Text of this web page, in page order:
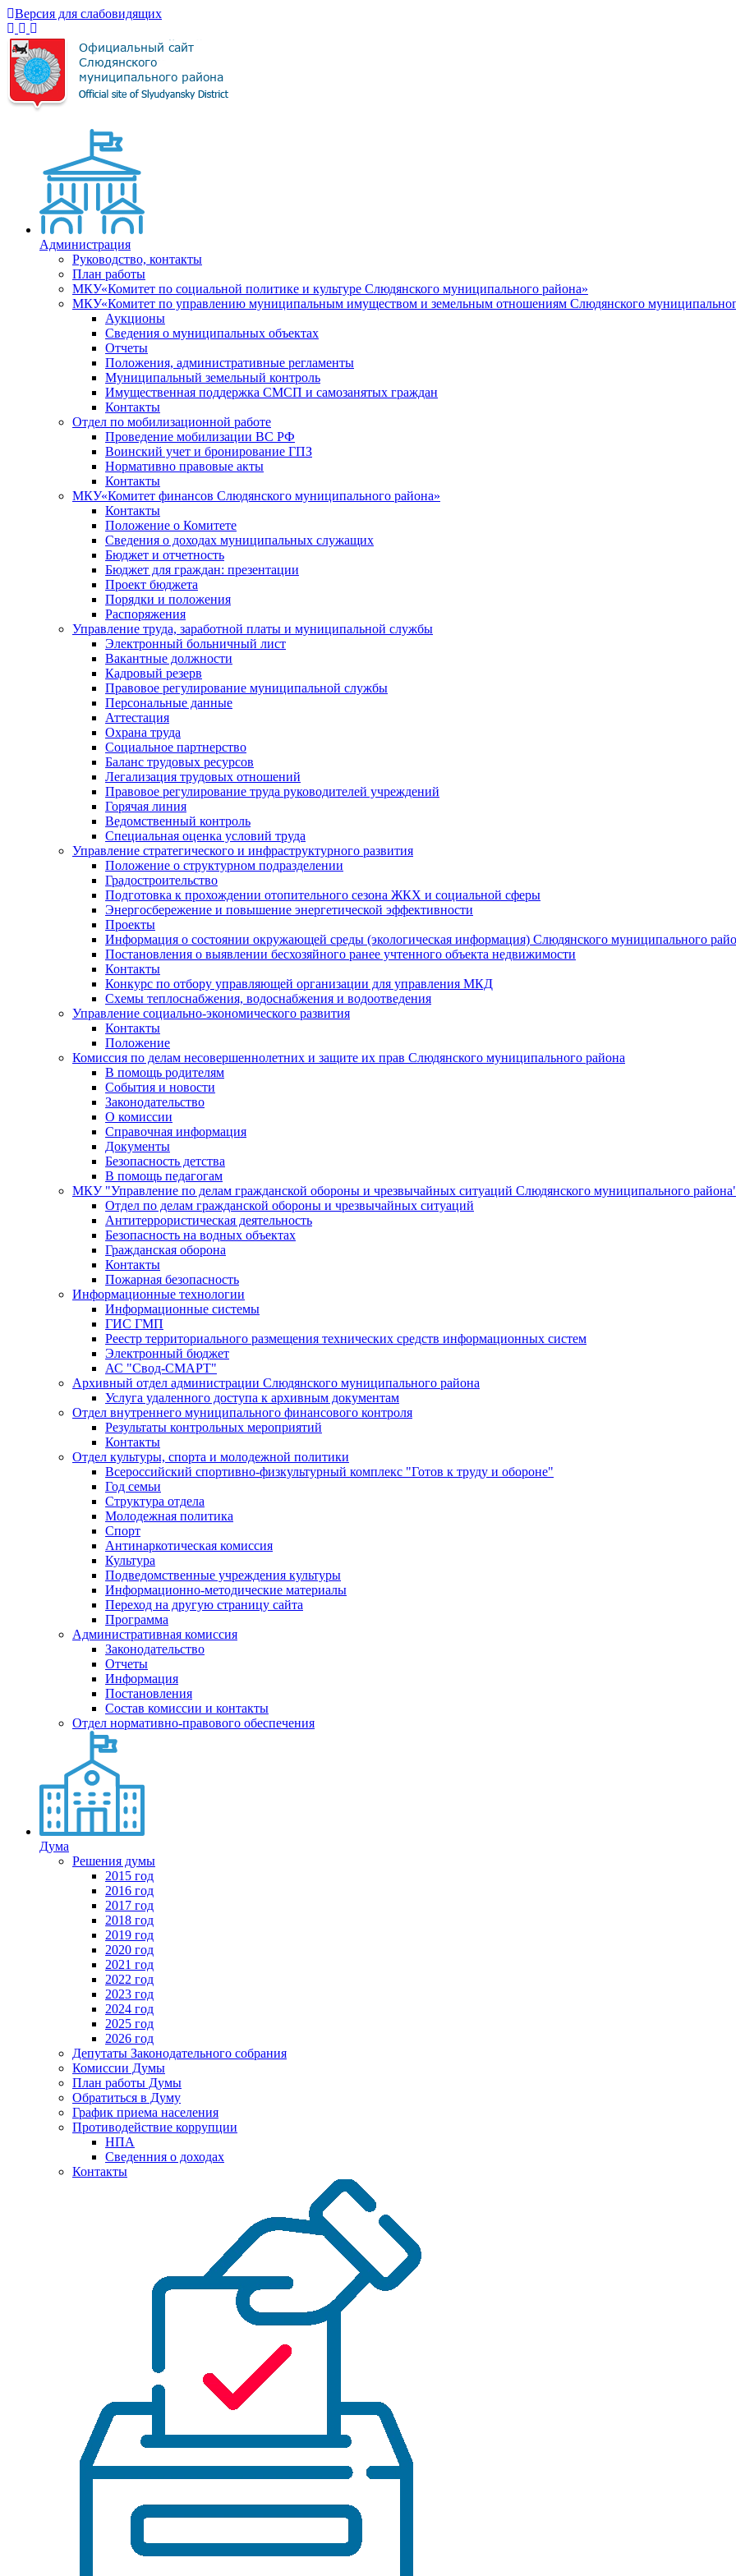
Версия для слабовидящих
Администрация
Руководство, контакты
План работы
МКУ«Комитет по социальной политике и культуре Слюдянского муниципального района»
МКУ«Комитет по управлению муниципальным имуществом и земельным отношениям Слюдянского
Аукционы
Сведения о муниципальных объектах
Отчеты
Положения, административные регламенты
Муниципальный земельный контроль
Имущественная поддержка СМСП и самозанятых граждан
Контакты
Отдел по мобилизационной работе
Проведение мобилизации ВС РФ
Воинский учет и бронирование ГПЗ
Нормативно правовые акты
Контакты
МКУ«Комитет финансов Слюдянского муниципального района»
Контакты
Положение о Комитете
Сведения о доходах муниципальных служащих
Бюджет и отчетность
Бюджет для граждан: презентации
Проект бюджета
Порядки и положения
Распоряжения
Управление труда, заработной платы и муниципальной службы
Электронный больничный лист
Вакантные должности
Кадровый резерв
Правовое регулирование муниципальной службы
Персональные данные
Аттестация
Охрана труда
Социальное партнерство
Баланс трудовых ресурсов
Легализация трудовых отношений
Правовое регулирование труда руководителей учреждений
Горячая линия
Ведомственный контроль
Специальная оценка условий труда
Управление стратегического и инфраструктурного развития
Положение о структурном подразделении
Градостроительство
Подготовка к прохождении отопительного сезона ЖКХ и социальной сферы
Энергосбережение и повышение энергетической эффективности
Проекты
Информация о состоянии окружающей среды (экологическая информация) Слюдянского муниципального
Постановления о выявлении бесхозяйного ранее учтенного объекта недвижимости
Контакты
Конкурс по отбору управляющей организации для управления МКД
Схемы теплоснабжения, водоснабжения и водоотведения
Управление социально-экономического развития
Контакты
Положение
Комиссия по делам несовершеннолетних и защите их прав Слюдянского муниципального района
В помощь родителям
События и новости
Законодательство
О комиссии
Справочная информация
Документы
Безопасность детства
В помощь педагогам
МКУ "Управление по делам гражданской обороны и чрезвычайных ситуаций Слюдянского муниципального
Отдел по делам гражданской обороны и чрезвычайных ситуаций
Антитеррористическая деятельность
Безопасность на водных объектах
Гражданская оборона
Контакты
Пожарная безопасность
Информационные технологии
Информационные системы
ГИС ГМП
Реестр территориального размещения технических средств информационных систем
Электронный бюджет
АС "Свод-СМАРТ"
Архивный отдел администрации Слюдянского муниципального района
Услуга удаленного доступа к архивным документам
Отдел внутреннего муниципального финансового контроля
Результаты контрольных мероприятий
Контакты
Отдел культуры, спорта и молодежной политики
Всероссийский спортивно-физкультурный комплекс "Готов к труду и обороне"
Год семьи
Структура отдела
Молодежная политика
Спорт
Антинаркотическая комиссия
Культура
Подведомственные учреждения культуры
Информационно-методические материалы
Переход на другую страницу сайта
Программа
Административная комиссия
Законодательство
Отчеты
Информация
Постановления
Состав комиссии и контакты
Отдел нормативно-правового обеспечения
Дума
Решения думы
2015 год
2016 год
2017 год
2018 год
2019 год
2020 год
2021 год
2022 год
2023 год
2024 год
2025 год
2026 год
Депутаты Законодательного собрания
Комиссии Думы
План работы Думы
Обратиться в Думу
График приема населения
Противодействие коррупции
НПА
Сведенния о доходах
Контакты